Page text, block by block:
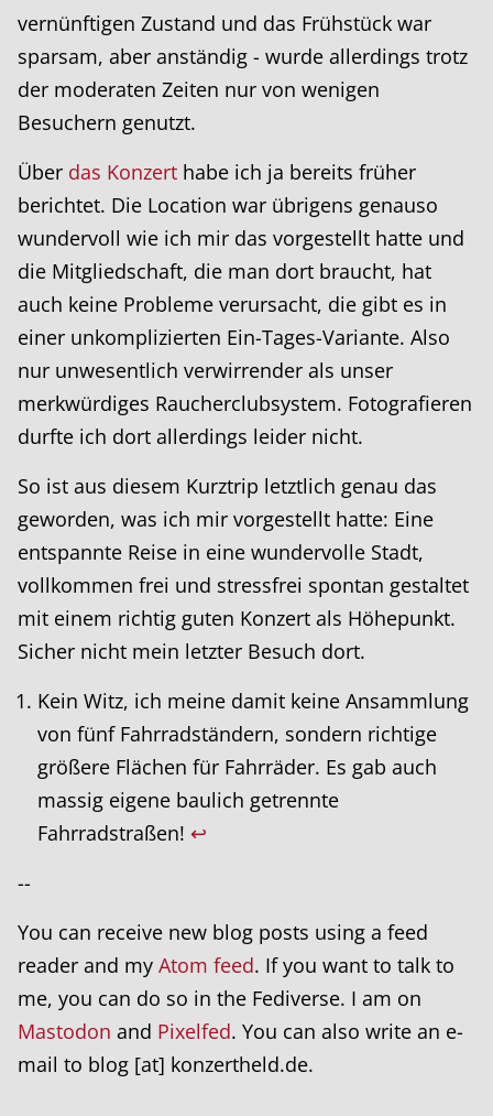
vernünftigen Zustand und das Frühstück war
sparsam, aber anständig - wurde allerdings trotz
der moderaten Zeiten nur von wenigen
Besuchern genutzt.
Über das Konzert habe ich ja bereits früher
berichtet. Die Location war übrigens genauso
wundervoll wie ich mir das vorgestellt hatte und
die Mitgliedschaft, die man dort braucht, hat
auch keine Probleme verursacht, die gibt es in
einer unkomplizierten Ein-Tages-Variante. Also
nur unwesentlich verwirrender als unser
merkwürdiges Raucherclubsystem. Fotografieren
durfte ich dort allerdings leider nicht.
So ist aus diesem Kurztrip letztlich genau das
geworden, was ich mir vorgestellt hatte: Eine
entspannte Reise in eine wundervolle Stadt,
vollkommen frei und stressfrei spontan gestaltet
mit einem richtig guten Konzert als Höhepunkt.
Sicher nicht mein letzter Besuch dort.
Kein Witz, ich meine damit keine Ansammlung
von fünf Fahrradständern, sondern richtige
größere Flächen für Fahrräder. Es gab auch
massig eigene baulich getrennte
Fahrradstraßen! ↩
--
You can receive new blog posts using a feed
reader and my Atom feed. If you want to talk to
me, you can do so in the Fediverse. I am on
Mastodon and Pixelfed. You can also write an e-
mail to blog [at] konzertheld.de.